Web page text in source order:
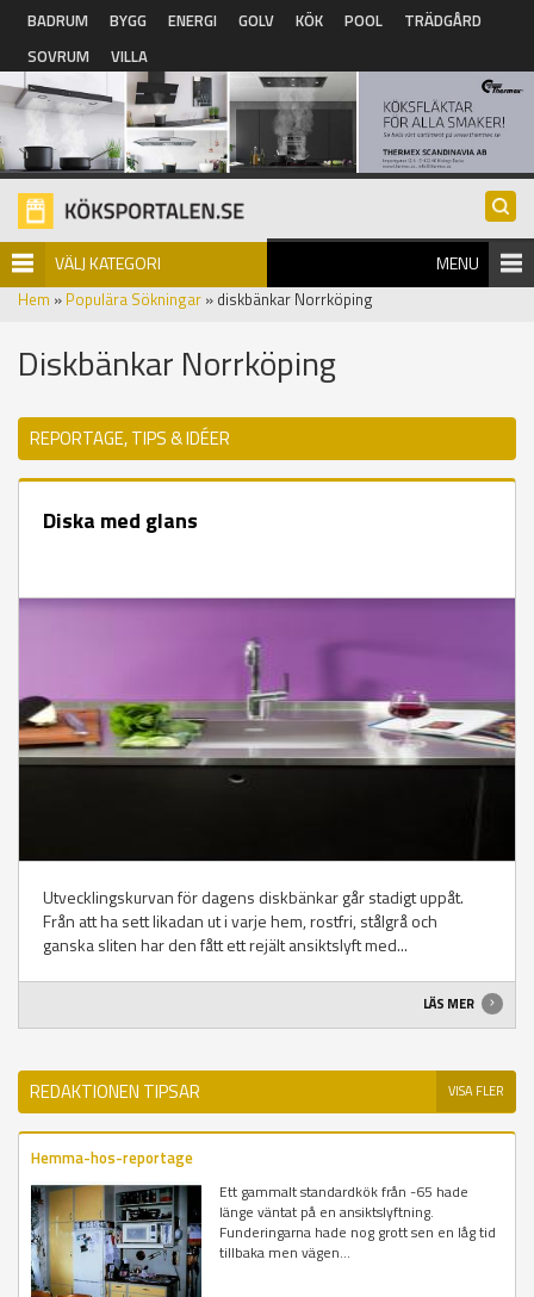
Hoppa till huvudinnehåll
BADRUM BYGG ENERGI GOLV KÖK POOL
TRÄDGÅRD
SOVRUM
VILLA
VÄLJ KATEGORI MENU
Hem » Populära Sökningar » diskbänkar Norrköping
Diskbänkar Norrköping
REPORTAGE, TIPS & IDÉER
Diska med glans
Utvecklingskurvan för dagens diskbänkar går stadigt uppåt.
Från att ha sett likadan ut i varje hem, rostfri, stålgrå och
ganska sliten har den fått ett rejält ansiktslyft med...
LÄS MER
REDAKTIONEN TIPSAR VISA FLER
Hemma-hos-reportage
Ett gammalt standardkök från -65 hade
länge väntat på en ansiktslyftning.
Funderingarna hade nog grott sen en låg tid
tillbaka men vägen...